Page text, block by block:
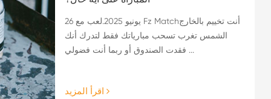
26 يونيو 2025.لعب مع Fz Matchأنت تخييم بالخارج
الشمس تغرب تسحب مبارياتك فقط لتدرك أنك
فقدت الصندوق أو ربما أنت فضولي ...